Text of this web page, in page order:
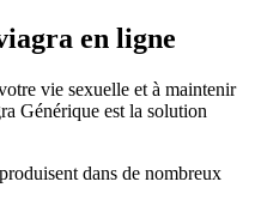
en ligne
vie sexuelle et à maintenir
Générique est la solution
dans de nombreux